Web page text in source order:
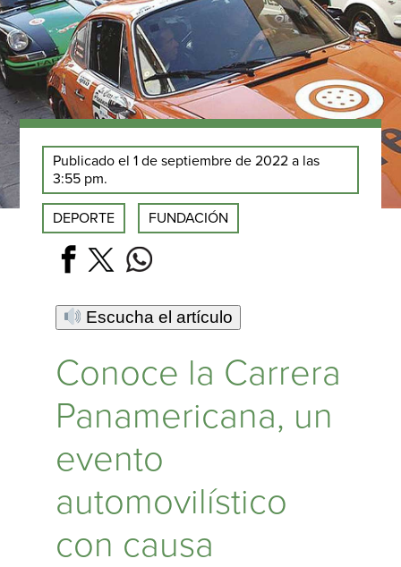
Publicado el 1 de septiembre de 2022 a las
3:55 pm.
DEPORTE FUNDACIÓN
Escucha el artículo
Conoce la Carrera
Panamericana, un
evento
automovilístico
con causa